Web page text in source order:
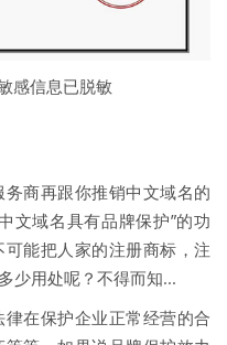
感信息已脱敏
商再跟你推销中文域名的
文域名具有品牌保护”的功
能把人家的注册商标，注
少用处呢？不得而知...
在保护企业正常经营的合